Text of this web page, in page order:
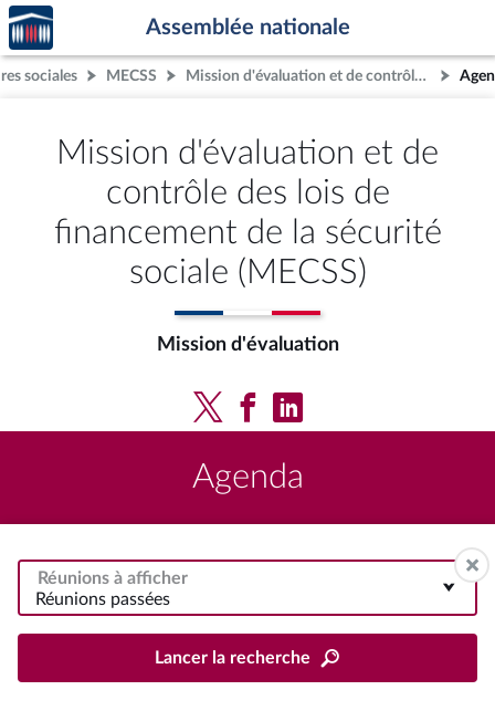
Aller au contenu
Aller en bas de la page
Accèder
à la
page
d'accueil
Assemblée nationale
sociales MECSS Mission d'évaluation et de contrôle des lois de financement de la sécurité sociale (MECSS)
Mission d'évaluation et de
contrôle des lois de
financement de la sécurité
sociale (MECSS)
Mission d'évaluation
Agenda
Réunions à afficher
Réunions passées
Lancer la recherche